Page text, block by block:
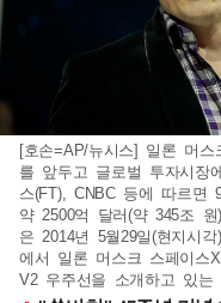
[호손=AP/뉴시스] 일론 머
를 앞두고 글로벌 투자시장
스(FT), CNBC 등에 따르면
약 2500억 달러(약 345조
은 2014년 5월29일(현지시
에서 일론 머스크 스페이스
V2 우주선을 소개하고 있는